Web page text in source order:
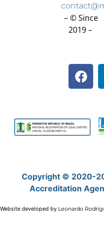
– © Since
2019 –
Copyright © 2020-
Accreditation
Website developed by Leonardo